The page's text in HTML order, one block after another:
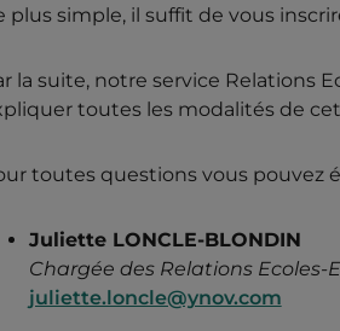
plus simple, il suffit de vous
la suite, notre service Relations
toutes les modalités de
toutes questions vous pouvez
Juliette LONCLE-BLONDIN
Chargée des Relations
juliette.loncle@ynov.com